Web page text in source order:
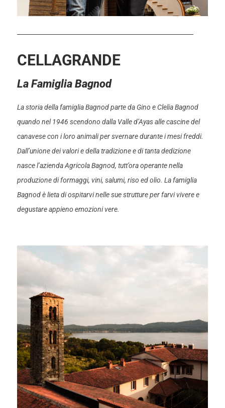
CELLAGRANDE
La Famiglia Bagnod
La storia della famiglia Bagnod parte da Gino e Clelia Bagnod
quando nel 1946 scendono dalla Valle d’Ayas alle cascine del
canavese con i loro animali per svernare durante i mesi freddi.
Dall’unione dei valori e della tradizione e di tanta dedizione
nasce l’azienda Agricola Bagnod, tutt’ora operante nella
produzione di formaggi, vini, salumi, riso ed olio. La famiglia
Bagnod è lieta di ospitarvi nelle sue strutture per farvi vivere e
degustare appieno emozioni vere.